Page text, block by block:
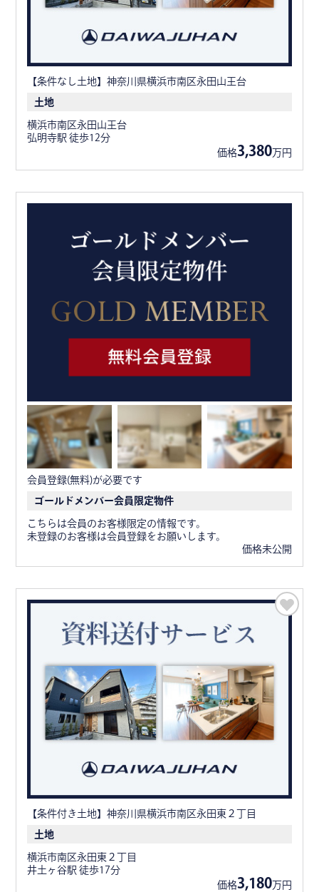
【条件なし土地】神奈川県横浜市南区永田山王台
土地
横浜市南区永田山王台
弘明寺駅 徒歩12分
価格3,380万円
会員登録(無料)が必要です
ゴールドメンバー会員限定物件
こちらは会員のお客様限定の情報です。
未登録のお客様は会員登録をお願いします。
価格未公開
【条件付き土地】神奈川県横浜市南区永田東２丁目
土地
横浜市南区永田東２丁目
井土ヶ谷駅 徒歩17分
価格3,180万円